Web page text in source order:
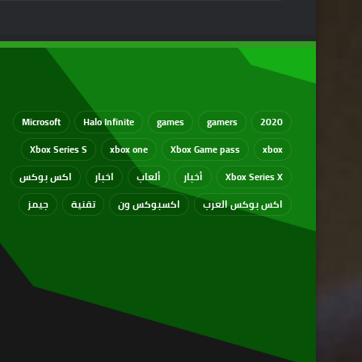
2020
gamers
games
Halo Infinite
Microsoft
xbox
Xbox Game pass
xbox one
Xbox Series S
Xbox Series X
أخبار ألعاب اخبار
اكس بوكس
اكس بوكس العرب
اكسبوكس ون تقنية جيمز